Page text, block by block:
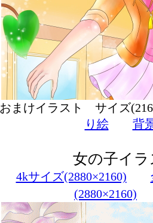
おまけイラスト サイズ
り絵
背
女の子イ
4kサイズ(2880×2160)
(2880×2160)